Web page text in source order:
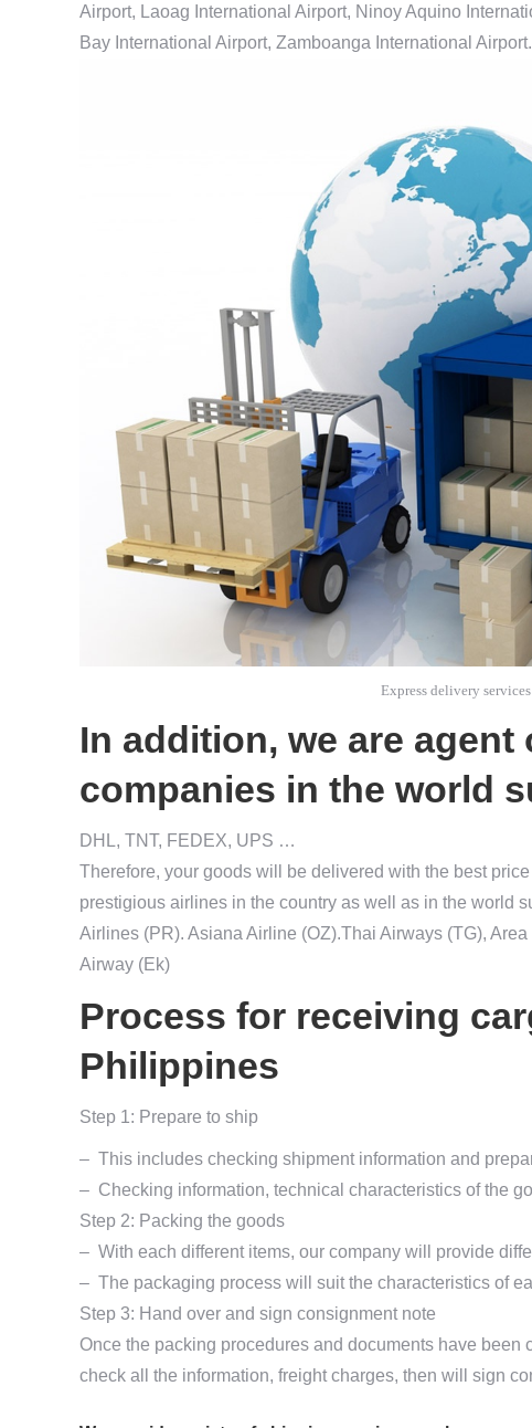
Airport, Laoag International Airport, Ninoy Aquino
Bay International Airport, Zamboanga International Airport.
Express delivery
In addition, we are
companies in the world
DHL, TNT, FEDEX, UPS …
Therefore, your goods will be delivered with the best
prestigious airlines in the country as well as in the world
Airlines (PR). Asiana Airline (OZ).Thai Airways (TG),
Airway (Ek)
Process for receiving
Philippines
Step 1: Prepare to ship
– This includes checking shipment information and
– Checking information, technical characteristics of the
Step 2: Packing the goods
– With each different items, our company will provide
– The packaging process will suit the characteristics of
Step 3: Hand over and sign consignment note
Once the packing procedures and documents have
check all the information, freight charges, then will sign